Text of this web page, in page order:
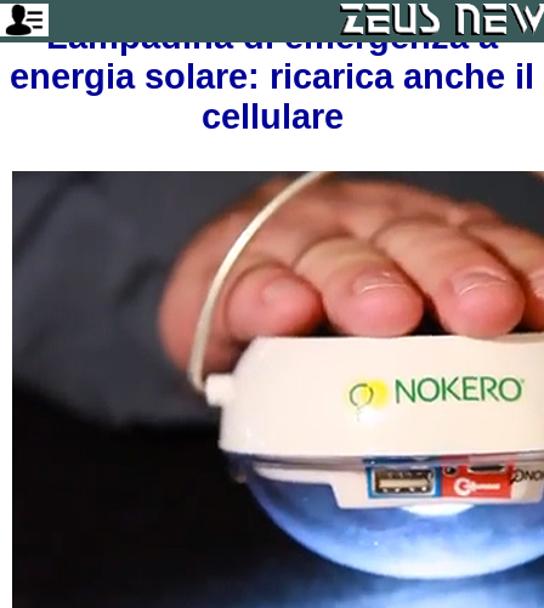
Lampadina di emergenza a
energia solare: ricarica anche il
cellulare